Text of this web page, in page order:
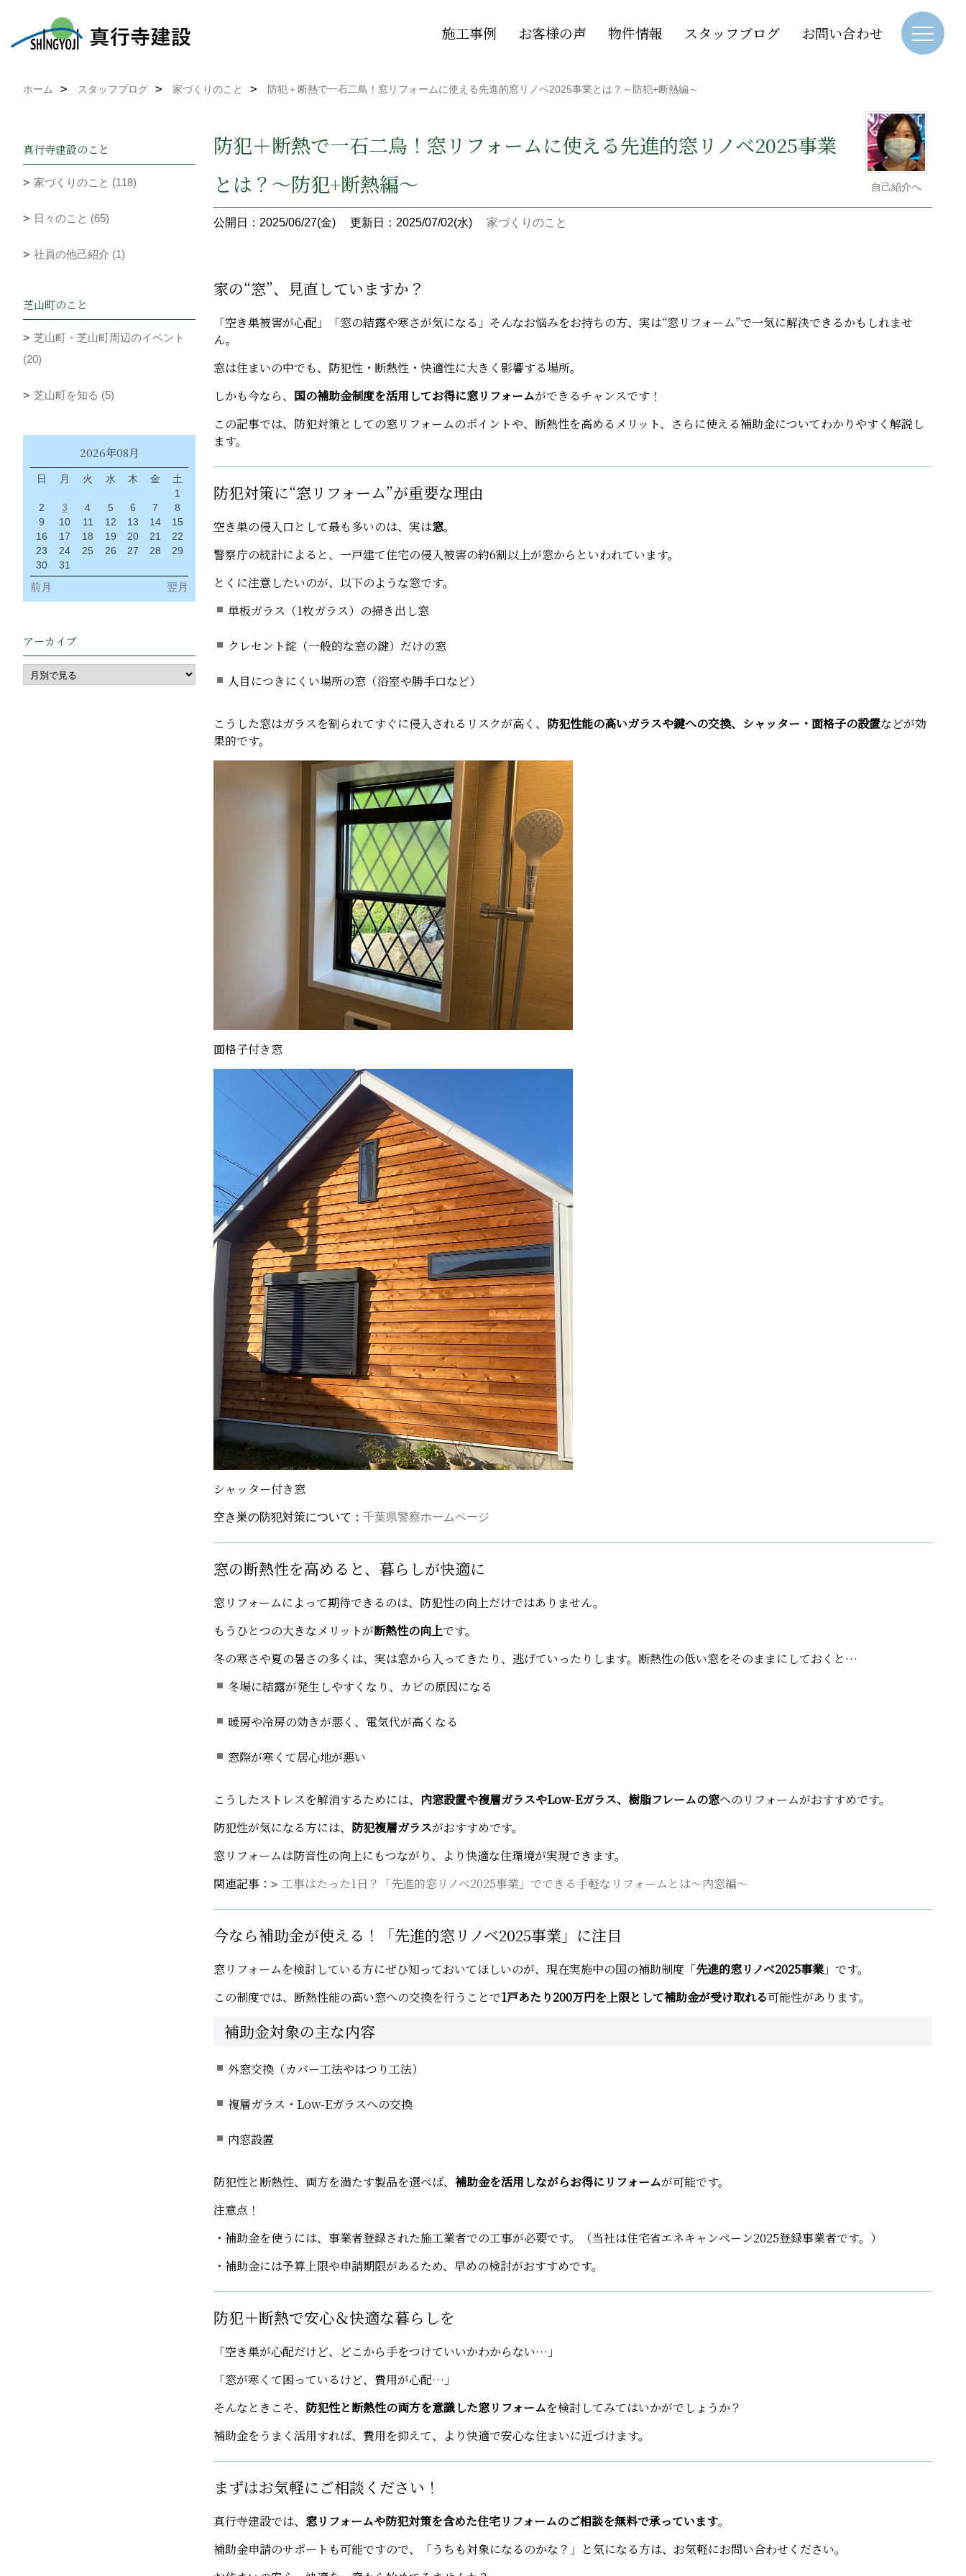
施工事例 お客様の声 物件情報 スタッフブログ お問い合わせ
ホーム スタッフブログ 家づくりのこと 防犯＋断熱で一石二鳥！窓リフォームに使える先進的窓リノベ2025事業とは？～防犯+断熱編～
自己紹介へ
防犯＋断熱で一石二鳥！窓リフォームに使える先進的窓リノベ2025事業
とは？～防犯+断熱編～
公開日：2025/06/27(金) 更新日：2025/07/02(水) 家づくりのこと
家の“窓”、見直していますか？
「空き巣被害が心配」「窓の結露や寒さが気になる」――そんなお悩みをお持ちの方、実は“窓リフォーム”で一気に解決できるかもしれませ
ん。
窓は住まいの中でも、防犯性・断熱性・快適性に大きく影響する場所。
しかも今なら、 国の補助金制度を活用してお得に窓リフォームができるチャンスです！
この記事では、防犯対策としての窓リフォームのポイントや、断熱性を高めるメリット、さらに使える補助金についてわかりやすく解説し
ます。
防犯対策に“窓リフォーム”が重要な理由
空き巣の侵入口として最も多いのは、実は窓。
警察庁の統計によると、一戸建て住宅の侵入被害の約6割以上が窓からといわれています。
とくに注意したいのが、以下のような窓です。
単板ガラス（1枚ガラス）の掃き出し窓
クレセント錠（一般的な窓の鍵）だけの窓
人目につきにくい場所の窓（浴室や勝手口など）
こうした窓はガラスを割られてすぐに侵入されるリスクが高く、 防犯性能の高いガラスや鍵への交換、シャッター・面格子の設置などが効
果的です。
面格子付き窓
シャッター付き窓
空き巣の防犯対策について： 千葉県警察ホームページ
窓の断熱性を高めると、暮らしが快適に
窓リフォームによって期待できるのは、防犯性の向上だけではありません。
もうひとつの大きなメリットが断熱性の向上です。
冬の寒さや夏の暑さの多くは、実は窓から入ってきたり、逃げていったりします。断熱性の低い窓をそのままにしておくと…
冬場に結露が発生しやすくなり、カビの原因になる
暖房や冷房の効きが悪く、電気代が高くなる
窓際が寒くて居心地が悪い
こうしたストレスを解消するためには、 内窓設置や複層ガラスやLow-Eガラス、樹脂フレームの窓へのリフォームがおすすめです。
防犯性が気になる方には、 防犯複層ガラスがおすすめです。
窓リフォームは防音性の向上にもつながり、より快適な住環境が実現できます。
関連記事：
工事はたった1日？「先進的窓リノベ2025事業」でできる手軽なリフォームとは～内窓編～
今なら補助金が使える！「先進的窓リノベ2025事業」に注目
窓リフォームを検討している方にぜひ知っておいてほしいのが、現在実施中の国の補助制度「先進的窓リノベ2025事業 」です。
この制度では、断熱性能の高い窓への交換を行うことで1戸あたり200万円を上限として補助金が受け取れる可能性があります。
補助金対象の主な内容
外窓交換（カバー工法やはつり工法）
複層ガラス・Low-Eガラスへの交換
内窓設置
防犯性と断熱性、両方を満たす製品を選べば、 補助金を活用しながらお得にリフォームが可能です。
注意点！
・補助金を使うには、事業者登録された施工業者での工事が必要です。（当社は住宅省エネキャンペーン2025登録事業者です。）
・補助金には予算上限や申請期限があるため、早めの検討がおすすめです。
防犯＋断熱で安心＆快適な暮らしを
「空き巣が心配だけど、どこから手をつけていいかわからない…」
「窓が寒くて困っているけど、費用が心配…」
そんなときこそ、 防犯性と断熱性の両方を意識した窓リフォームを検討してみてはいかがでしょうか？
補助金をうまく活用すれば、費用を抑えて、より快適で安心な住まいに近づけます。
まずはお気軽にご相談ください！
真行寺建設では、 窓リフォームや防犯対策を含めた住宅リフォームのご相談を無料で承っています。
補助金申請のサポートも可能ですので、「うちも対象になるのかな？」と気になる方は、お気軽にお問い合わせください。
真行寺建設のこと
家づくりのこと (118)
日々のこと (65)
社員の他己紹介 (1)
芝山町のこと
芝山町・芝山町周辺のイベント
(20)
芝山町を知る (5)
2026年08月
日 月 火 水 木 金
土
1
2
3 4 5 6 7
8
9
10 11 12 13 14
15
16
17 18 19 20 21
22
23
24 25 26 27 28
29
30
31
前月 翌月
アーカイブ